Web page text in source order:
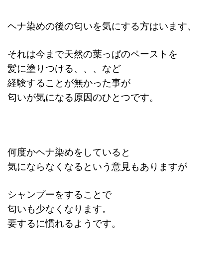
ヘナ染めの後の匂いを気にする方はいます、
それは今まで天然の葉っぱのペーストを
髪に塗りつける、、、など
経験することが無かった事が
匂いが気になる原因のひとつです。
何度かヘナ染めをしていると
気にならなくなるという意見もありますが
シャンプーをすることで
匂いも少なくなります。
要するに慣れるようです。